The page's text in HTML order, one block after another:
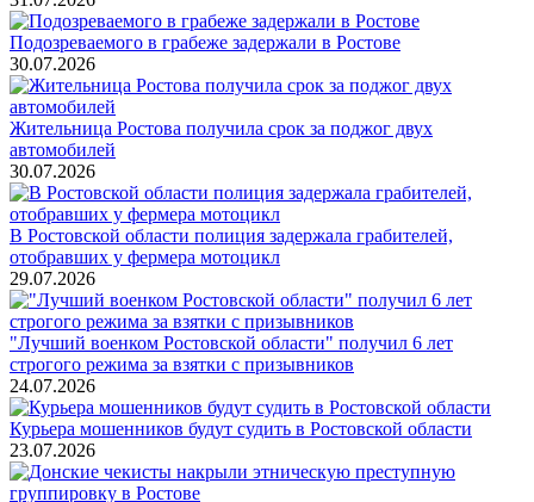
Подозреваемого в грабеже задержали в Ростове
30.07.2026
Жительница Ростова получила срок за поджог двух
автомобилей
30.07.2026
В Ростовской области полиция задержала грабителей,
отобравших у фермера мотоцикл
29.07.2026
"Лучший военком Ростовской области" получил 6 лет
строгого режима за взятки с призывников
24.07.2026
Курьера мошенников будут судить в Ростовской области
23.07.2026